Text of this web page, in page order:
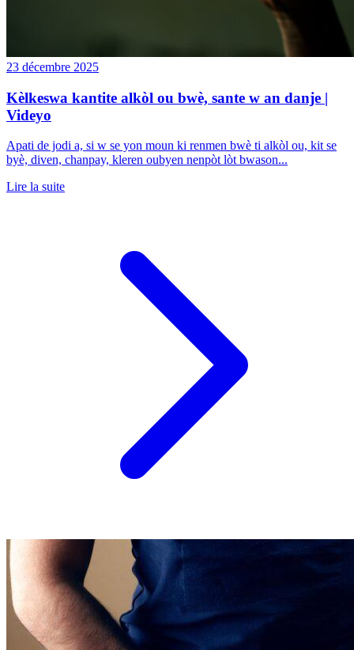
23 décembre 2025
Kèlkeswa kantite alkòl ou bwè, sante w an danje |
Videyo
Apati de jodi a, si w se yon moun ki renmen bwè ti alkòl ou, kit se
byè, diven, chanpay, kleren oubyen nenpòt lòt bwason...
Lire la suite